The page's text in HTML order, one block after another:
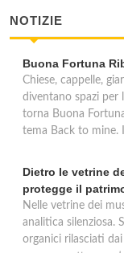
NOTIZIE
Buona Fortuna
Chiese, cappelle,
diventano spazi per
torna Buona
tema Back to mine.
Dietro le vetrine
protegge il
Nelle vetrine dei
analitica silenziosa.
organici rilasciati